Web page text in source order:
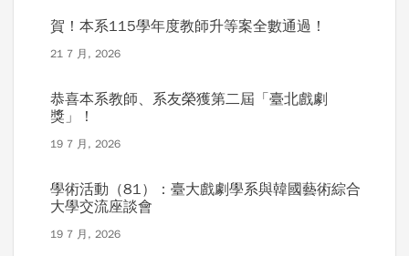
賀！本系115學年度教師升等案全數通過！
21 7 月, 2026
恭喜本系教師、系友榮獲第二屆「臺北戲劇
獎」！
19 7 月, 2026
學術活動（81）：臺大戲劇學系與韓國藝術綜合
大學交流座談會
19 7 月, 2026